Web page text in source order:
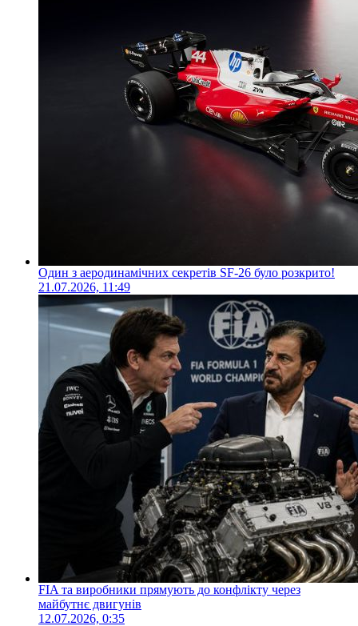
Один з аеродинамічних секретів SF-26 було розкрито!
21.07.2026, 11:49
FIA та виробники прямують до конфлікту через
майбутнє двигунів
12.07.2026, 0:35